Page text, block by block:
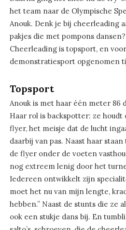
het team naar de Olympische
Anouk. Denk je bij cheerleading
pakjes die met pompons
Cheerleading is topsport, en
demonstratiesport opgenomen
Topsport
Anouk is met haar één meter 86
Haar rol is backspotter: ze houdt
flyer, het meisje dat de lucht
daarbij van pas. Naast haar
de flyer onder de voeten
nog extreem lenig door het
Iedereen ontwikkelt zijn
moet het nu van mijn lengte,
hebben.” Naast de stunts die ze
ook een stukje dans bij. En